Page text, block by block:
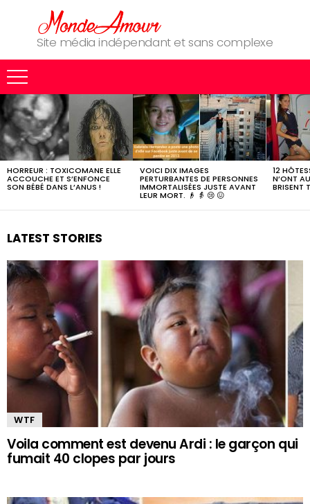
Site média indépendant et sans complexe
MOST
SHARED
STORIES
HORREUR : TOXICOMANE ELLE
ACCOUCHE ET S’ENFONCE
SON BÉBÉ DANS L’ANUS !
VOICI DIX IMAGES
PERTURBANTES DE PERSONNES
IMMORTALISÉES JUSTE AVANT
LEUR MORT. 👴 👵 😢 😖
12
N’ONT
BRISENT
LATEST STORIES
WTF
Voila comment est devenu Ardi : le garçon qui
fumait 40 clopes par jours